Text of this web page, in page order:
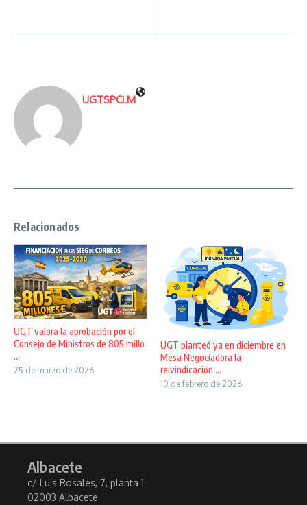
UGTSPCLM
Relacionados
UGT valora la aprobación por el
Consejo de Ministros de 805 millo
...
25 de marzo de 2026
UGT planteó ya en diciembre en
Mesa Negociadora la
reivindicación ...
10 de febrero de 2026
Albacete
c/ Luis Rosales, 7, planta 1
02003 Albacete